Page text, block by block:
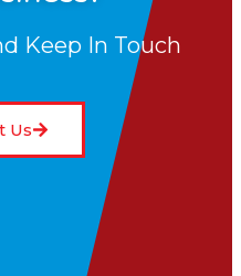
Keep In Touch
Us